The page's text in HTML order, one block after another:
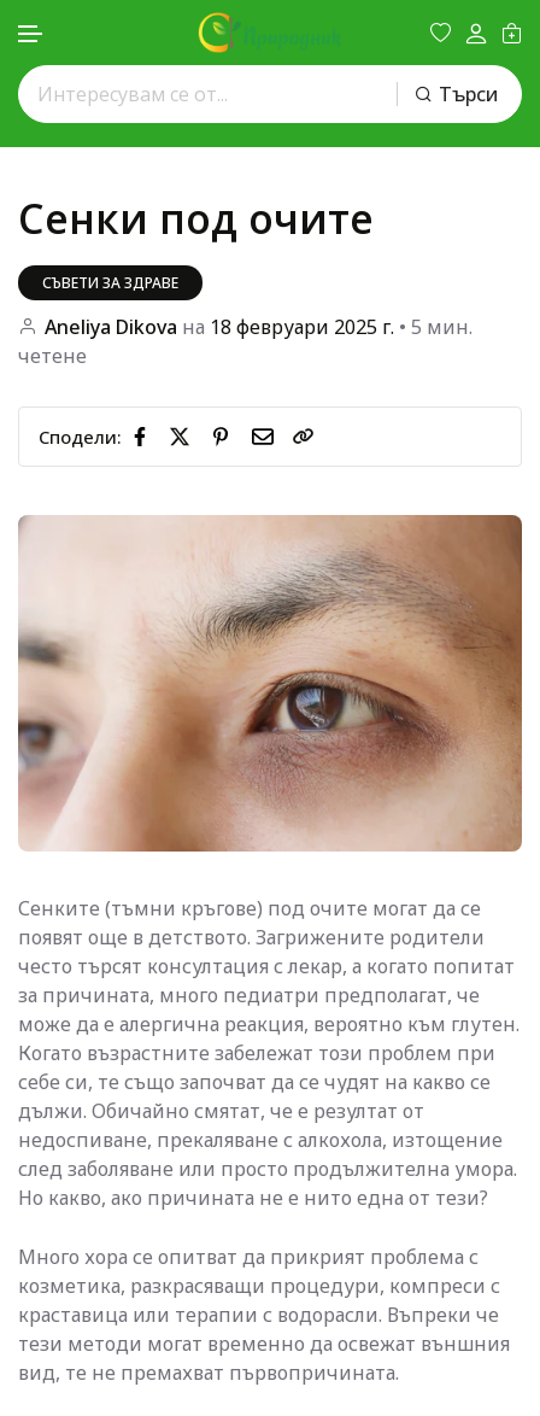
Търси
Сенки под очите
СЪВЕТИ ЗА ЗДРАВЕ
Aneliya Dikova на 18 февруари 2025 г. • 5 мин.
четене
Сподели:
Сенките (тъмни кръгове) под очите могат да се
появят още в детството. Загрижените родители
често търсят консултация с лекар, а когато попитат
за причината, много педиатри предполагат, че
може да е алергична реакция, вероятно към глутен.
Когато възрастните забележат този проблем при
себе си, те също започват да се чудят на какво се
дължи. Обичайно смятат, че е резултат от
недоспиване, прекаляване с алкохола, изтощение
след заболяване или просто продължителна умора.
Но какво, ако причината не е нито една от тези?
Много хора се опитват да прикрият проблема с
козметика, разкрасяващи процедури, компреси с
краставица или терапии с водорасли. Въпреки че
тези методи могат временно да освежат външния
вид, те не премахват първопричината.